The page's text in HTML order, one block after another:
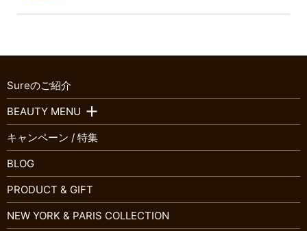
Sureのご紹介
BEAUTY MENU
キャンペーン / 特集
BLOG
PRODUCT & GIFT
NEW YORK & PARIS COLLECTION